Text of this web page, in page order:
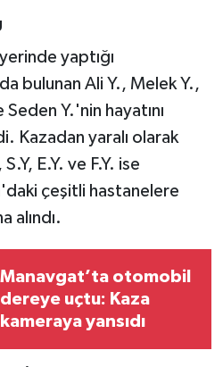
yaptığı
bulunan Ali Y., Melek Y.,
Y.'nin hayatını
Kazadan yaralı olarak
E.Y. ve F.Y. ise
çeşitli hastanelere
alındı.
Manavgat’ta otomobil
dereye uçtu: Kaza
kameraya yansıdı